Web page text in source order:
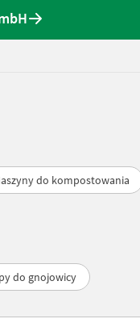
do kompostowania
do gnojowicy